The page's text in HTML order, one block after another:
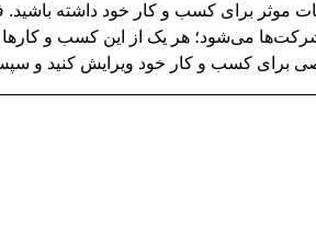
موثر برای کسب و کار خود داشته
می‌شود؛ هر یک از این کسب و
برای کسب و کار خود ویرایش کنید و سپس